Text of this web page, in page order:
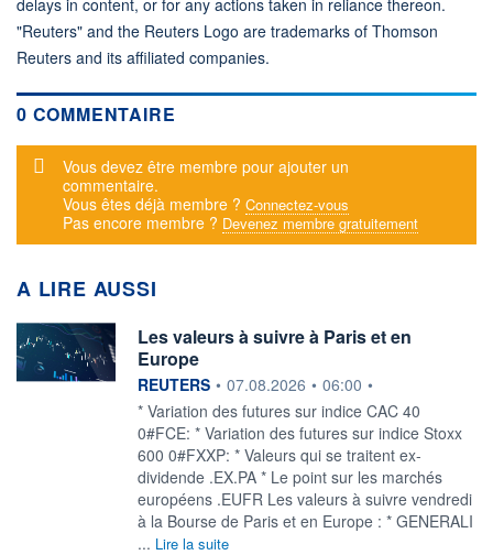
"Reuters" and the Reuters Logo are trademarks of Thomson
Reuters and its affiliated companies.
0 COMMENTAIRE
Message d'alerte
Vous devez être membre pour ajouter un
commentaire.
Vous êtes déjà membre ? Connectez-vous
Pas encore membre ? Devenez membre gratuitement
A LIRE AUSSI
Les valeurs à suivre à Paris et en
Europe
information fournie par
REUTERS • 07.08.2026 • 06:00 •
* Variation des futures sur indice CAC 40
0#FCE: * Variation des futures sur indice Stoxx
600 0#FXXP: * Valeurs qui se traitent ex-
dividende .EX.PA * Le point sur les marchés
européens .EUFR Les valeurs à suivre vendredi
à la Bourse de Paris et en Europe : * GENERALI
... Lire la suite